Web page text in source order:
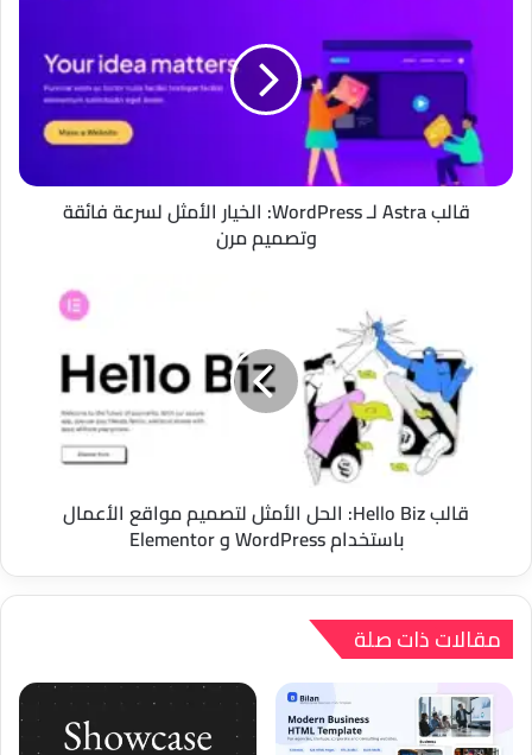
WordPress:
الأمثل
لسرعة
فائقة
وتصميم
قالب Astra لـ WordPress: الخيار الأمثل لسرعة فائقة
وتصميم مرن
الأمثل
WordPress
قالب Hello Biz: الحل الأمثل لتصميم مواقع الأعمال
باستخدام WordPress و Elementor
مقالات ذات صلة